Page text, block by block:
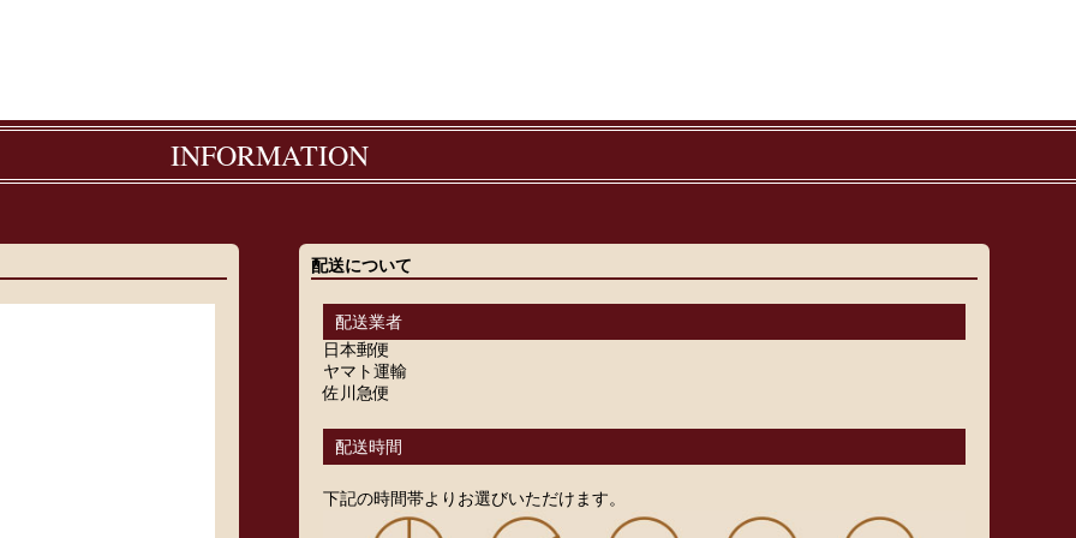
INFORMATION
配送について
配送業者
日本郵便
ヤマト運輸
佐川急便
配送時間
下記の時間帯よりお選びいただけます。